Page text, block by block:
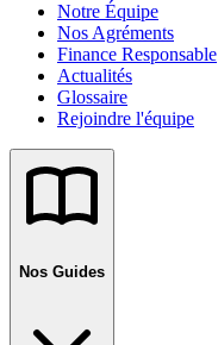
Notre Équipe
Nos Agréments
Finance Responsable
Actualités
Glossaire
Rejoindre l'équipe
Nos Guides